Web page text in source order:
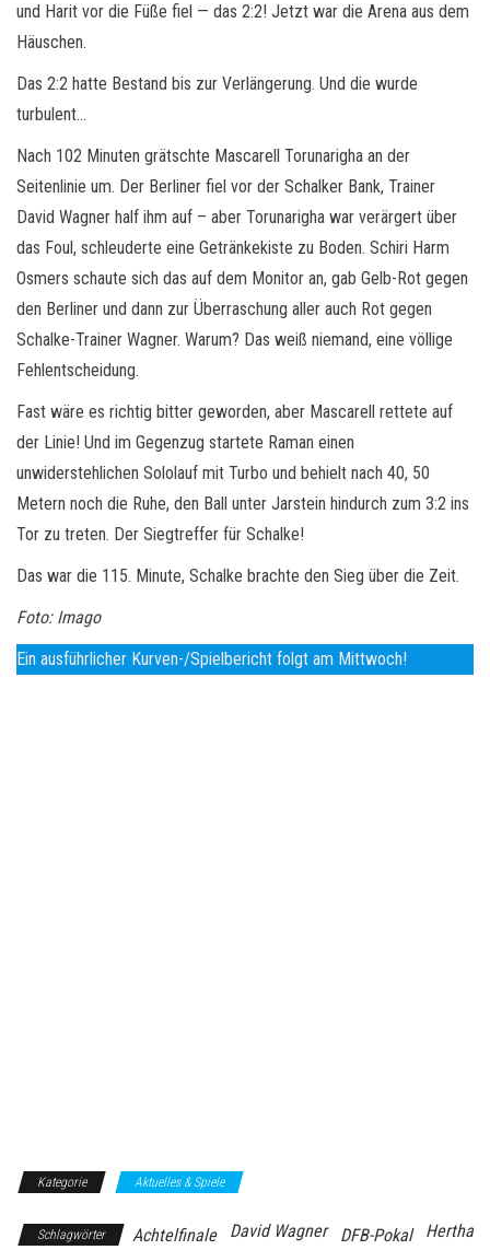
und Harit vor die Füße fiel — das 2:2! Jetzt war die Arena aus dem
Häuschen.
Das 2:2 hatte Bestand bis zur Verlängerung. Und die wurde
turbulent…
Nach 102 Minuten grätschte Mascarell Torunarigha an der
Seitenlinie um. Der Berliner fiel vor der Schalker Bank, Trainer
David Wagner half ihm auf – aber Torunarigha war verärgert über
das Foul, schleuderte eine Getränkekiste zu Boden. Schiri Harm
Osmers schaute sich das auf dem Monitor an, gab Gelb-Rot gegen
den Berliner und dann zur Überraschung aller auch Rot gegen
Schalke-Trainer Wagner. Warum? Das weiß niemand, eine völlige
Fehlentscheidung.
Fast wäre es richtig bitter geworden, aber Mascarell rettete auf
der Linie! Und im Gegenzug startete Raman einen
unwiderstehlichen Sololauf mit Turbo und behielt nach 40, 50
Metern noch die Ruhe, den Ball unter Jarstein hindurch zum 3:2 ins
Tor zu treten. Der Siegtreffer für Schalke!
Das war die 115. Minute, Schalke brachte den Sieg über die Zeit.
Foto: Imago
Ein ausführlicher Kurven-/Spielbericht folgt am Mittwoch!
Kategorie Aktuelles & Spiele
Schlagwörter Achtelfinale David Wagner DFB-Pokal
Hertha